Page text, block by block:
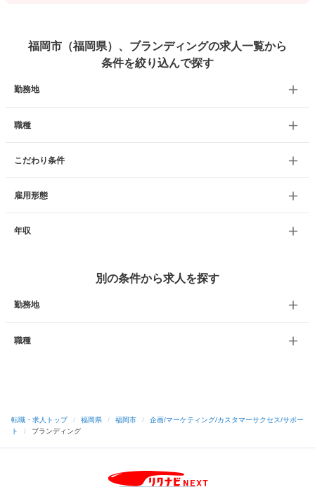
福岡市（福岡県）、ブランディングの求人一覧から
条件を絞り込んで探す
勤務地
職種
こだわり条件
雇用形態
年収
別の条件から求人を探す
勤務地
職種
転職・求人トップ / 福岡県 / 福岡市 /
企画/マーケティング/カスタマーサクセス/サポー
ト
/ ブランディング